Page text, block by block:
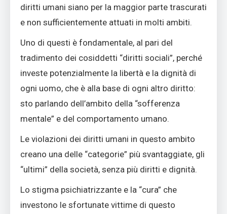
diritti umani siano per la maggior parte trascurati
e non sufficientemente attuati in molti ambiti.
Uno di questi è fondamentale, al pari del
tradimento dei cosiddetti “diritti sociali”, perché
investe potenzialmente la libertà e la dignità di
ogni uomo, che è alla base di ogni altro diritto:
sto parlando dell’ambito della “sofferenza
mentale” e del comportamento umano.
Le violazioni dei diritti umani in questo ambito
creano una delle “categorie” più svantaggiate, gli
“ultimi” della società, senza più diritti e dignità.
Lo stigma psichiatrizzante e la “cura” che
investono le sfortunate vittime di questo